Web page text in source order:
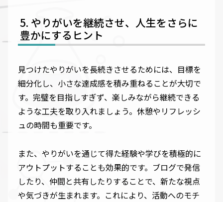
やりがいを継続させ、人生をさらに
豊かにするヒント
見つけたやりがいを長続きさせるためには、目標を
細分化し、小さな達成感を積み重ねることが大切で
す。完璧を目指しすぎず、楽しみながら継続できる
ような工夫を取り入れましょう。休憩やリフレッシ
ュの時間も重要です。
また、やりがいを通じて得た経験や学びを積極的に
アウトプットすることも効果的です。ブログで発信
したり、仲間と共有したりすることで、新たな視点
や気づきが生まれます。これにより、活動へのモチ